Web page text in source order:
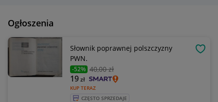
Ogłoszenia
Słownik poprawnej polszczyzny
PWN.
-52% 40,00 zł
KUP TERAZ
19zł
CZĘSTO SPRZEDAJE